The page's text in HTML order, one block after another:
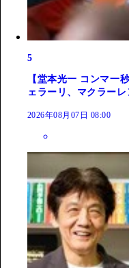
5
【堂本光一 コンマ一
ェラーリ、マクラー
2026年08月07日 08:00